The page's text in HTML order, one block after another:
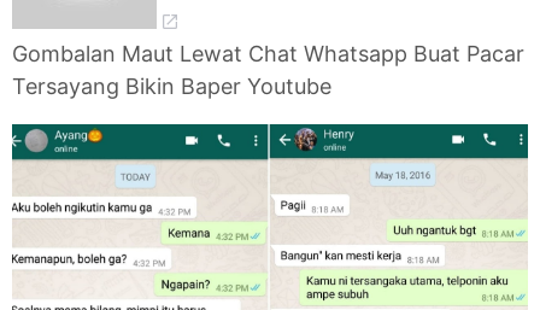
Gombalan Maut Lewat Chat Whatsapp Buat Pacar
Tersayang Bikin Baper Youtube